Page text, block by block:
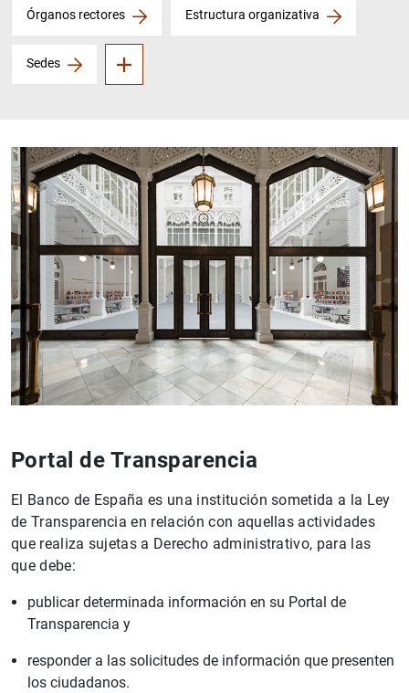
Órganos rectores Estructura organizativa
Sedes
Comisión de Auditoría
Portal de Transparencia
El Banco de España es una institución sometida a la Ley
de Transparencia en relación con aquellas actividades
que realiza sujetas a Derecho administrativo, para las
que debe:
publicar determinada información en su Portal de
Transparencia y
responder a las solicitudes de información que presenten
los ciudadanos.